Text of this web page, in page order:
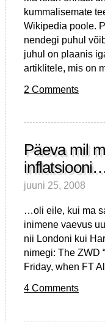
kummalisemate
Wikipedia poole.
nendegi puhul
juhul on plaanis
artiklitele, mis on
2 Comments
Päeva mil
juuni 25, 2008
…oli eile, kui ma
inimene vaevus
nii Londoni kui
nimegi: The ZWD
Friday, when FT
4 Comments